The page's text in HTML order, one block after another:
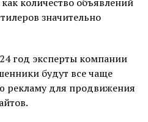
значительно
год эксперты компании
будут все чаще
рекламу для продвижения